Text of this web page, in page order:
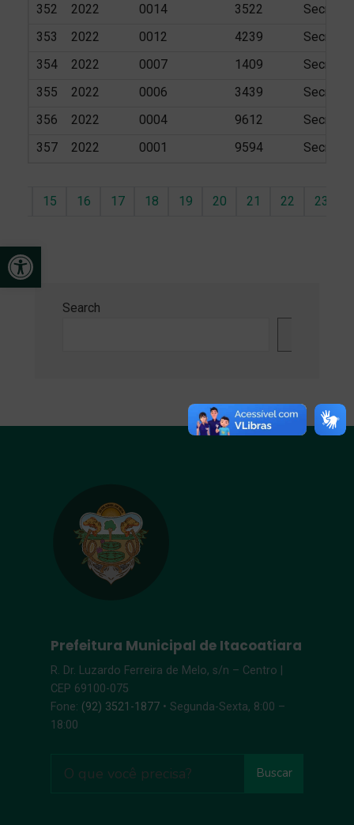
Open toolbar
352
2022 0014 3522
353
2022 0012 4239
354
2022 0007 1409
355
2022 0006 3439
356
2022 0004 9612
357
2022 0001 9594
15 16 17 18 19 20 21 22 23
Search
Prefeitura Municipal de Itacoatiara
R. Dr. Luzardo Ferreira de Melo, s/n – Centro |
CEP 69100-075
Fone: (92) 3521-1877 • Segunda-Sexta, 8:00 –
18:00
Buscar